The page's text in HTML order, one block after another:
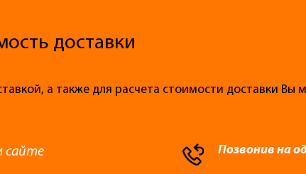
доставки
а также для расчета стоимости доставки Вы
сайте Позвонив на